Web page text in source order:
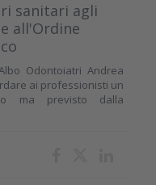
sanitari agli
all'Ordine
Odontoiatri Andrea
ai professionisti un
ma previsto dalla